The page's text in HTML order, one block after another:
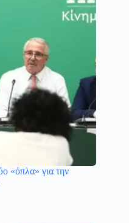
«όπλα» για την